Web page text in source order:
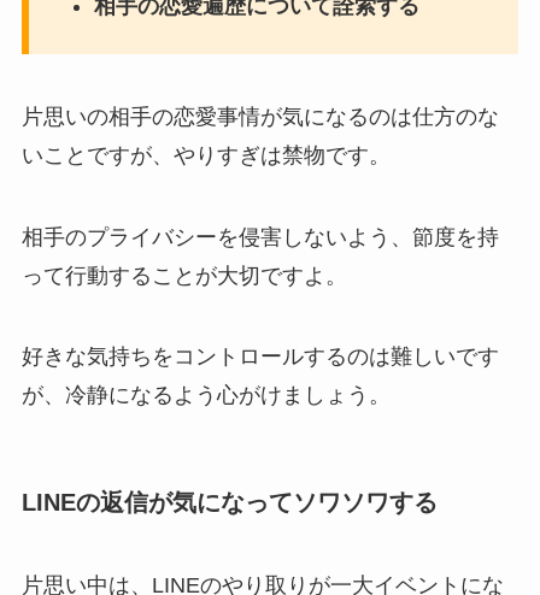
相手の恋愛遍歴について詮索する
片思いの相手の恋愛事情が気になるのは仕方のな
いことですが、やりすぎは禁物です。
相手のプライバシーを侵害しないよう、節度を持
って行動することが大切ですよ。
好きな気持ちをコントロールするのは難しいです
が、冷静になるよう心がけましょう。
LINEの返信が気になってソワソワする
片思い中は、LINEのやり取りが一大イベントにな